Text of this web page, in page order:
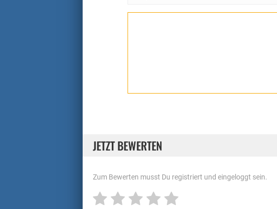
JETZT BEWERTEN
Zum Bewerten musst Du registriert und eingeloggt sein.